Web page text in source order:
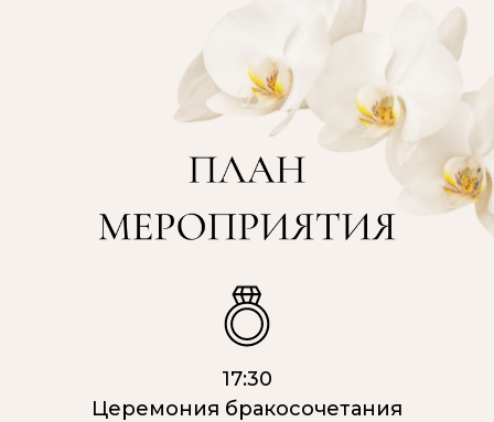
17:30
Церемония бракосочетания